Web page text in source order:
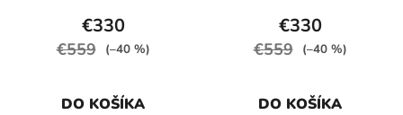
€330
€559 (–40 %)
DO KOŠÍKA
€330
€559 (–40 %)
DO KOŠÍKA